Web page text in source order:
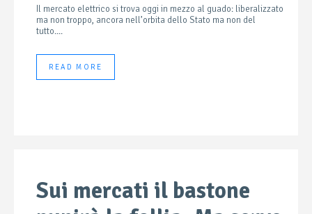
Il mercato elettrico si trova oggi in mezzo al guado: liberalizzato
ma non troppo, ancora nell’orbita dello Stato ma non del
tutto....
READ MORE
Sui mercati il bastone